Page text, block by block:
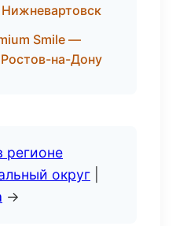
Smile —
на-Дону
регионе
округ
→